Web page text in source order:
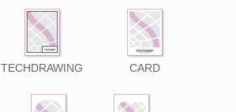
TECHDRAWING CARD